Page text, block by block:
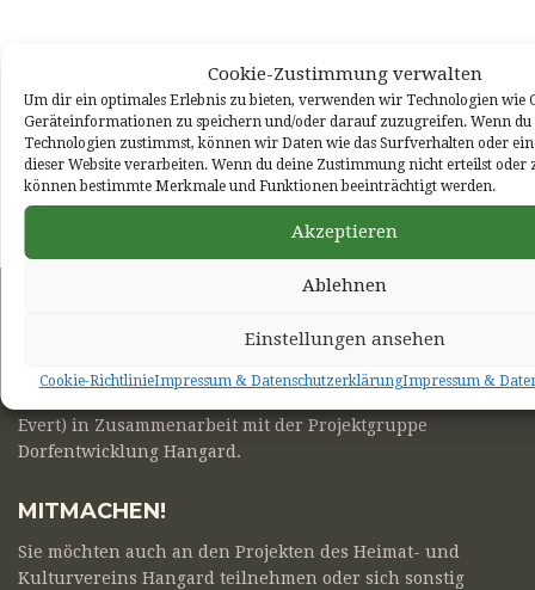
Cookie-Zustimmung verwalten
Um dir ein optimales Erlebnis zu bieten, verwenden wir Technologien wie
Geräteinformationen zu speichern und/oder darauf zuzugreifen. Wenn du
Technologien zustimmst, können wir Daten wie das Surfverhalten oder
dieser Website verarbeiten. Wenn du deine Zustimmung nicht erteilst oder
können bestimmte Merkmale und Funktionen beeinträchtigt werden.
Akzeptieren
Ablehnen
Einstellungen ansehen
Cookie-RichtlinieImpressum & DatenschutzerklärungImpressum &
KERB UFF DE HANGARD IM GA...
SENIORENFEIER IN HANGARD:...
Die Homepage hangard.de wird herausgegeben vom
Evert) in Zusammenarbeit mit der Projektgruppe
Dorfentwicklung Hangard.
MITMACHEN!
Sie möchten auch an den Projekten des Heimat- und
Kulturvereins Hangard teilnehmen oder sich sonstig